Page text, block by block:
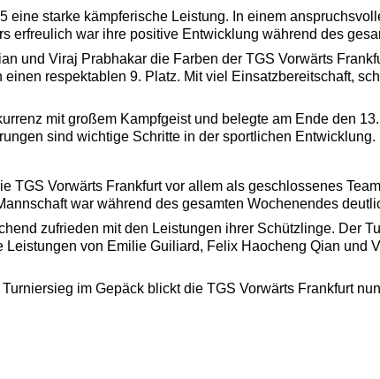
starke kämpferische Leistung. In einem
erfreulich war ihre positive Entwicklung während des
und Viraj Prabhakar die Farben der TGS Vorwärts
respektablen 9. Platz. Mit viel Einsatzbereitschaft,
mit großem Kampfgeist und belegte am Ende den
sind wichtige Schritte in der sportlichen Entwicklung.
TGS Vorwärts Frankfurt vor allem als geschlossenes
war während des gesamten Wochenendes
zufrieden mit den Leistungen ihrer Schützlinge. Der
von Emilie Guiliard, Felix Haocheng Qian
im Gepäck blickt die TGS Vorwärts Frankfurt